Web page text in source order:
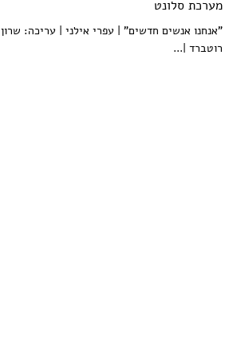
מערכת סלונט
"אנחנו אנשים חדשים" | עפרי אילני | עריכה: שרון
רוטברד |...